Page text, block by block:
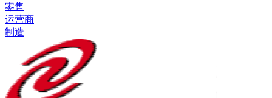
零售
运营商
制造